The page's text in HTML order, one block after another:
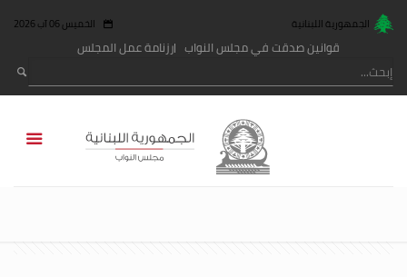
الجمهورية اللبنانية الخميس 06 آب 2026
قوانين صدقت في مجلس النواب رزنامة عمل المجلس